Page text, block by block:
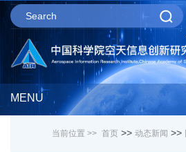
MENU
当前位置 >> 首页 >> 动态新闻 >>